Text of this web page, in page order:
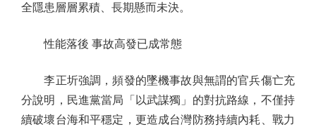
全隱患層層累積、長期懸而未決。
性能落後 事故高發已成常態
李正圻強調，頻發的墜機事故與無謂的官兵傷亡充
分說明，民進黨當局「以武謀獨」的對抗路線，不僅持
續破壞台海和平穩定，更造成台灣防務持續內耗、戰力